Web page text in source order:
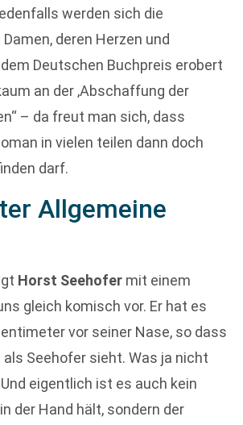
werden sich die
deren Herzen und
Deutschen Buchpreis erobert
an der ‚Abschaffung der
– da freut man sich, dass
in vielen teilen dann doch
darf.
Allgemeine
Horst Seehofer mit einem
gleich komisch vor. Er hat es
vor seiner Nase, so dass
als Seehofer sieht. Was ja nicht
eigentlich ist es auch kein
der Hand hält, sondern der